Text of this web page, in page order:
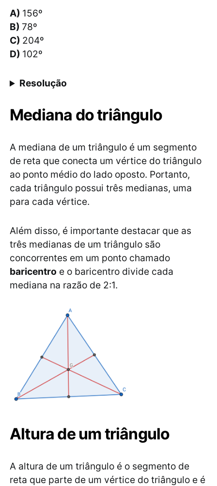
A) 156º
B) 78º
C) 204º
D) 102º
Resolução
Mediana do triângulo
A mediana de um triângulo é um segmento
de reta que conecta um vértice do triângulo
ao ponto médio do lado oposto. Portanto,
cada triângulo possui três medianas, uma
para cada vértice.
Além disso, é importante destacar que as
três medianas de um triângulo são
concorrentes em um ponto chamado
baricentro e o baricentro divide cada
mediana na razão de 2:1.
Altura de um triângulo
A altura de um triângulo é o segmento de
reta que parte de um vértice do triângulo e é